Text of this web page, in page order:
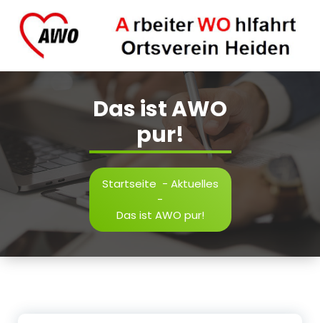
Inhalt
springen
Das ist AWO
pur!
Startseite - Aktuelles
-
Das ist AWO pur!